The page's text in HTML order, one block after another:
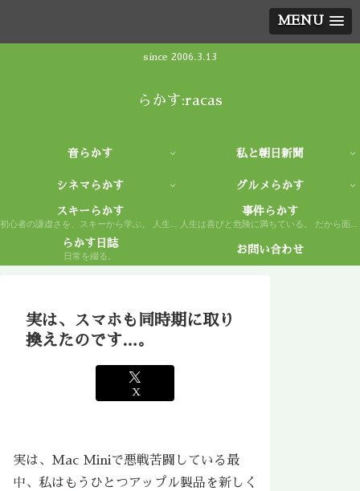
MENU
since 2006.3.13
らかす:racas
音らかす 私と朝日新聞
シネマらかす グルメらかす
スキーらかす
初心者の謙虚さを、スキーから学ぶ。 人生もまた然り。
事件らかす
人生は喜びと危険に満ちている。 だから面白い。
らかす日誌
日常を綴る。
お問い合わせ
実は、スマホも同時期に取り
換えたのです…。
X
実は、Mac Miniで悪戦苦闘している最
中、私はもうひとつアップル製品を新しく